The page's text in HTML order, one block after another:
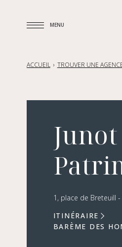
MENU
ACCUEIL TROUVER UNE
1, place de Breteuill
ITINÉRAIRE
BARÈME DES